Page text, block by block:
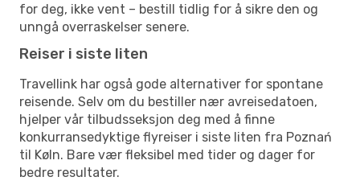
for deg, ikke vent – bestill tidlig for å sikre den og
unngå overraskelser senere.
Reiser i siste liten
Travellink har også gode alternativer for spontane
reisende. Selv om du bestiller nær avreisedatoen,
hjelper vår tilbudsseksjon deg med å finne
konkurransedyktige flyreiser i siste liten fra Poznań
til Køln. Bare vær fleksibel med tider og dager for
bedre resultater.